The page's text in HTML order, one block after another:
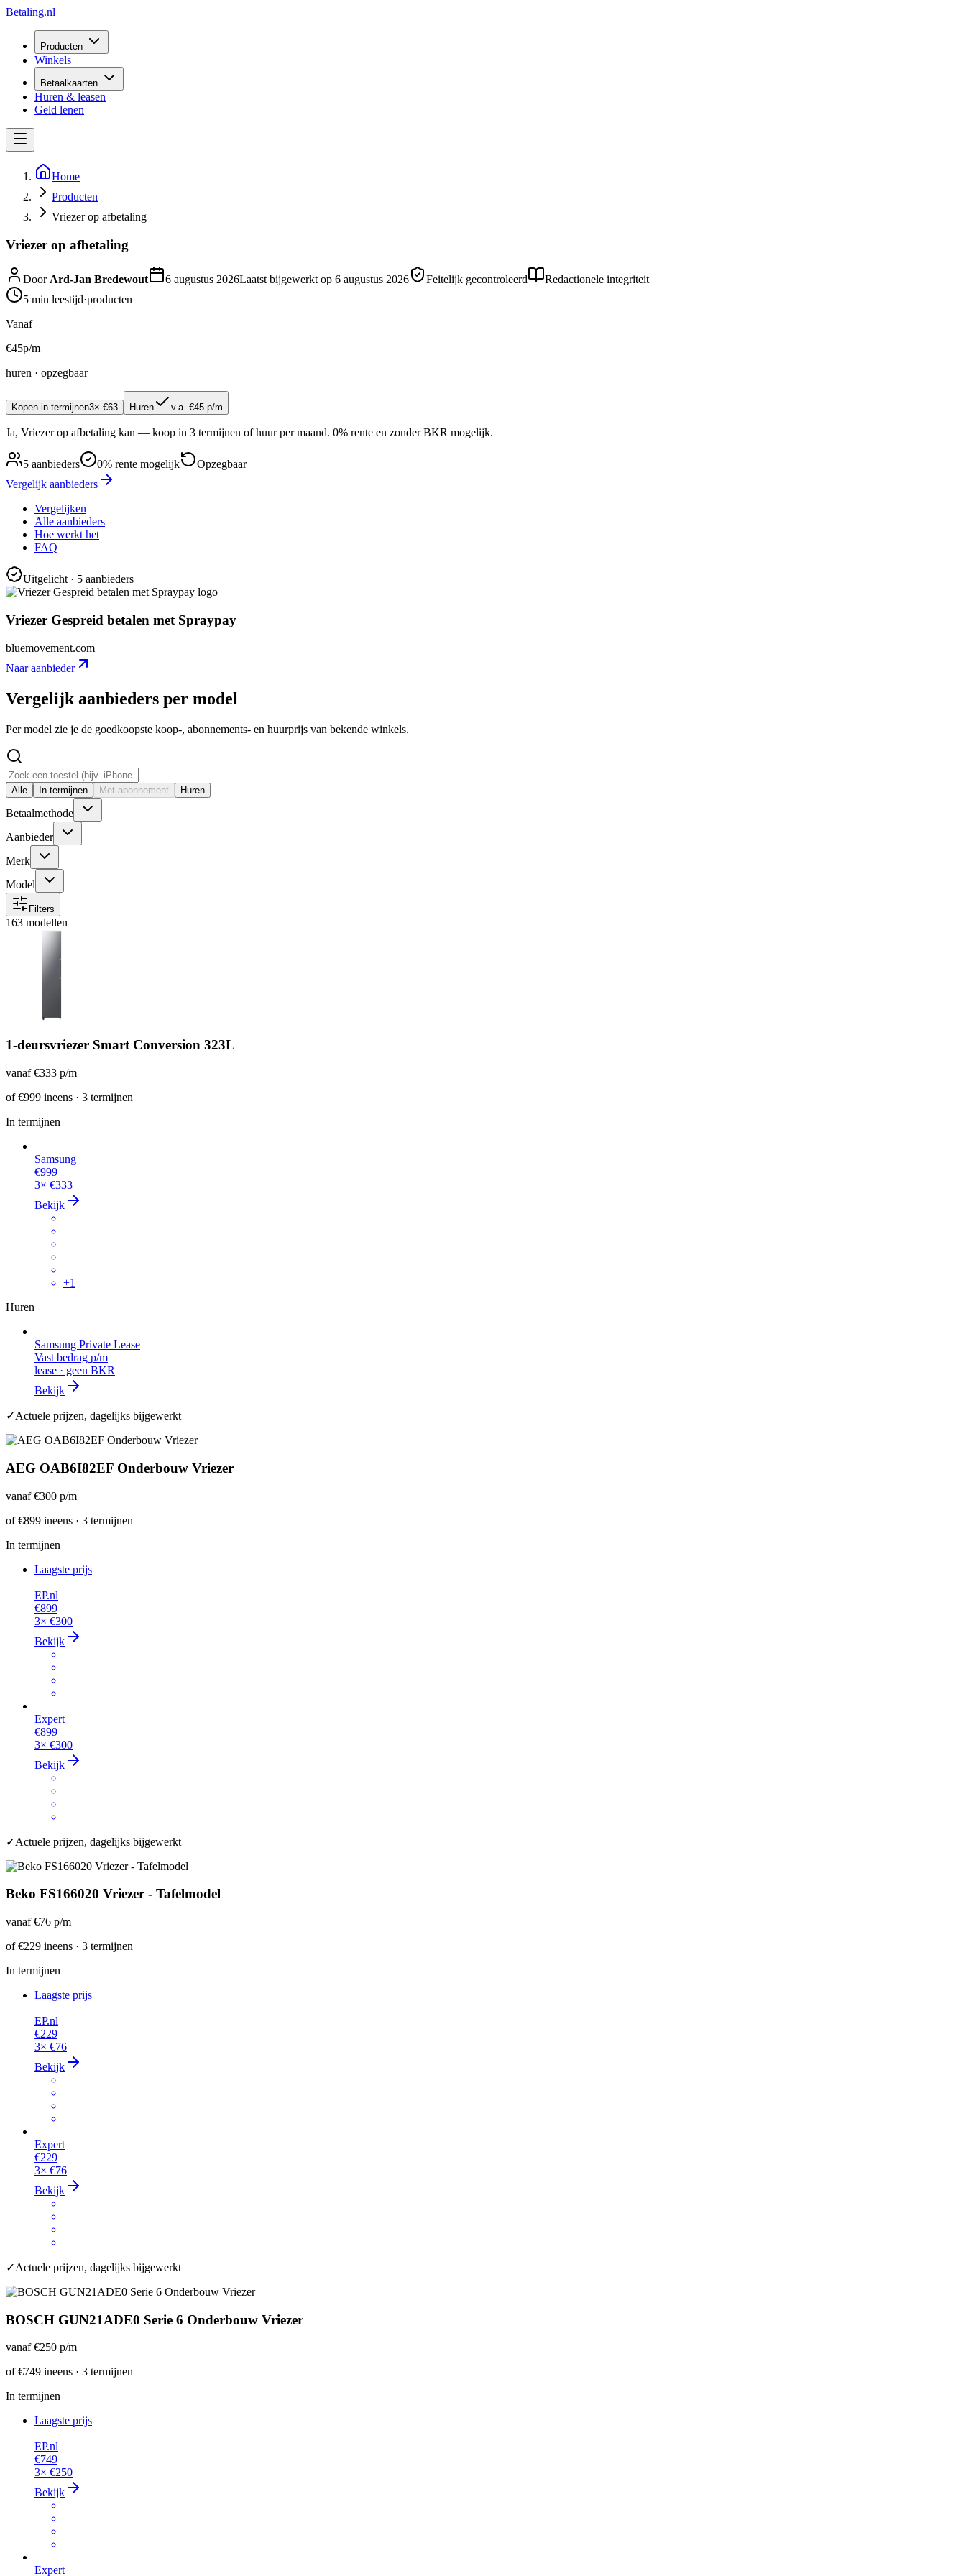
Betaling.nl
Producten
Winkels
Betaalkaarten
Huren & leasen
Geld lenen
Home
Producten
Vriezer op afbetaling
Vriezer op afbetaling
DoorArd-Jan Bredewout 6 augustus 2026Laatst bijgewerkt op 6 augustus 2026 Feitelijk gecontroleerd
Redactionele integriteit
5 min leestijd·producten
Vanaf
€45p/m
huren · opzegbaar
Kopen in termijnen3× €63 Huren v.a. €45 p/m
Ja, Vriezer op afbetaling kan — koop in 3 termijnen of huur per maand. 0% rente en zonder BKR mogelijk.
5 aanbieders 0% rente mogelijk
Opzegbaar
Vergelijk aanbieders
Vergelijken
Alle aanbieders
Hoe werkt het
FAQ
Uitgelicht· 5 aanbieders
Vriezer Gespreid betalen met Spraypay
bluemovement.com
Naar aanbieder
Vergelijk aanbieders per model
Per model zie je de goedkoopste koop-, abonnements- en huurprijs van bekende winkels.
Alle In termijnen Met abonnement Huren
Betaalmethode
Aanbieder
Merk
Model
Filters
163 modellen
1-deursvriezer Smart Conversion 323L
vanaf€333 p/m
of€999 ineens · 3 termijnen
In termijnen
Samsung
€999
3× €333
Bekijk
+1
Huren
Samsung Private Lease
Vast bedrag p/m
lease · geen BKR
Bekijk
✓Actuele prijzen, dagelijks bijgewerkt
AEG OAB6I82EF Onderbouw Vriezer
vanaf€300 p/m
of€899 ineens · 3 termijnen
In termijnen
Laagste prijs
EP.nl
€899
3× €300
Bekijk
Expert
€899
3× €300
Bekijk
✓Actuele prijzen, dagelijks bijgewerkt
Beko FS166020 Vriezer - Tafelmodel
vanaf€76 p/m
of€229 ineens · 3 termijnen
In termijnen
Laagste prijs
EP.nl
€229
3× €76
Bekijk
Expert
€229
3× €76
Bekijk
✓Actuele prijzen, dagelijks bijgewerkt
BOSCH GUN21ADE0 Serie 6 Onderbouw Vriezer
vanaf€250 p/m
of€749 ineens · 3 termijnen
In termijnen
Laagste prijs
EP.nl
€749
3× €250
Bekijk
Expert